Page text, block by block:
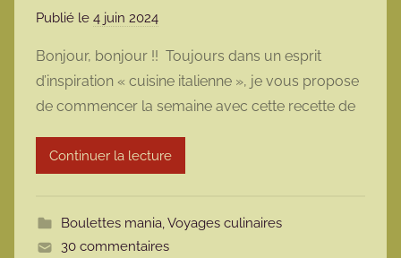
Publié le 4 juin 2024
m
a
r
m
t
e
Bonjour, bonjour !! Toujours dans un esprit
d’inspiration « cuisine italienne », je vous propose
de commencer la semaine avec cette recette de
Continuer la lecture
Boulettes mania,Voyages culinaires
30 commentaires